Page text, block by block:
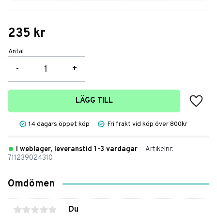
235 kr
Antal
+
-
LÄGG TILL
Lägg
14 dagars öppet köp Fri frakt vid köp över 800kr
I weblager, leveranstid 1-3 vardagar
Artikelnr
711239024310
Omdömen
Du